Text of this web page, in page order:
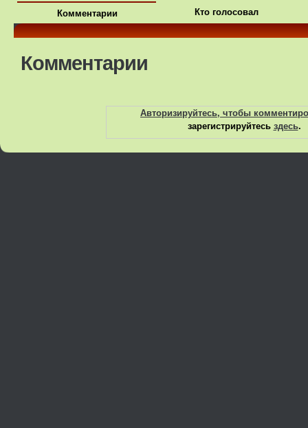
Комментарии Кто голосовал
Комментарии
Авторизируйтесь, чтобы
зарегистрируйтесь здесь.